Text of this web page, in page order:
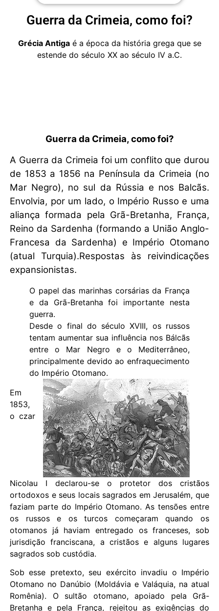
Guerra da Crimeia, como foi?
Grécia Antigaé a época da história grega que se
estende do século XX ao século IV a.C.
Guerra da Crimeia, como foi?
A Guerra da Crimeia foi um conflito que durou
de 1853 a 1856 na Península da Crimeia (no
Mar Negro), no sul da Rússia e nos Balcãs.
Envolvia, por um lado, o Império Russo e uma
aliança formada pela Grã-Bretanha, França,
Reino da Sardenha (formando a União Anglo-
Francesa da Sardenha) e Império Otomano
(atual Turquia).Respostas às reivindicações
expansionistas.
O papel das marinhas corsárias da França
e da Grã-Bretanha foi importante nesta
guerra.
Desde o final do século XVIII, os russos
tentam aumentar sua influência nos Bálcãs
entre o Mar Negro e o Mediterrâneo,
principalmente devido ao enfraquecimento
do Império Otomano.
Em
1853,
o czar
Nicolau I declarou-se o protetor dos cristãos
ortodoxos e seus locais sagrados em Jerusalém, que
faziam parte do Império Otomano. As tensões entre
os russos e os turcos começaram quando os
otomanos já haviam entregado os franceses, sob
jurisdição franciscana, a cristãos e alguns lugares
sagrados sob custódia.
Sob esse pretexto, seu exército invadiu o Império
Otomano no Danúbio (Moldávia e Valáquia, na atual
Romênia). O sultão otomano, apoiado pela Grã-
Bretanha e pela França, rejeitou as exigências do